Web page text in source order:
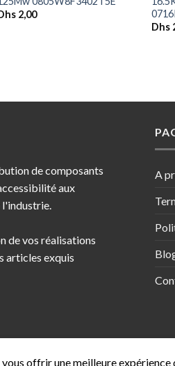
2,00
Dhs
de composants
aux
de vos réalisations
articles exquis
A
offrir une meilleure